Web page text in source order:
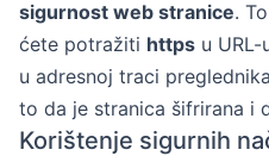
sigurnost web stranice.
ćete potražiti https u
u adresnoj traci
to da je stranica šifrirana i
Korištenje sigurnih